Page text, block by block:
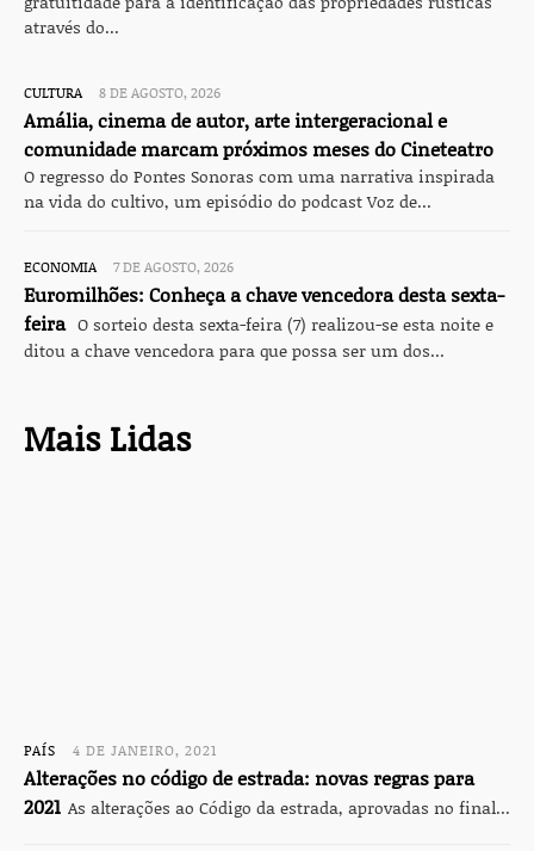
através do...
CULTURA 8 DE AGOSTO, 2026
Amália, cinema de autor, arte intergeracional e
comunidade marcam próximos meses do Cineteatro
O regresso do Pontes Sonoras com uma narrativa inspirada
na vida do cultivo, um episódio do podcast Voz de...
ECONOMIA 7 DE AGOSTO, 2026
Euromilhões: Conheça a chave vencedora desta sexta-
feira O sorteio desta sexta-feira (7) realizou-se esta noite e
ditou a chave vencedora para que possa ser um dos...
Mais Lidas
PAÍS 4 DE JANEIRO, 2021
Alterações no código de estrada: novas regras para
2021 As alterações ao Código da estrada, aprovadas no final...